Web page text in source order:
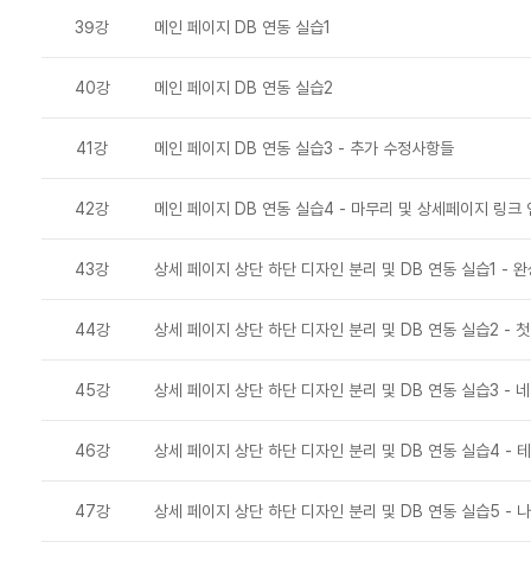
39강 메인 페이지 DB 연동 실습1
40강 메인 페이지 DB 연동 실습2
41강 메인 페이지 DB 연동 실습3 - 추가 수정사항들
42강 메인 페이지 DB 연동 실습4 - 마무리 및 상세페이지 링크
43강 상세 페이지 상단 하단 디자인 분리 및 DB 연동 실습1 - 완
44강 상세 페이지 상단 하단 디자인 분리 및 DB 연동 실습2 -
45강 상세 페이지 상단 하단 디자인 분리 및 DB 연동 실습3 -
46강 상세 페이지 상단 하단 디자인 분리 및 DB 연동 실습4 -
47강 상세 페이지 상단 하단 디자인 분리 및 DB 연동 실습5 -